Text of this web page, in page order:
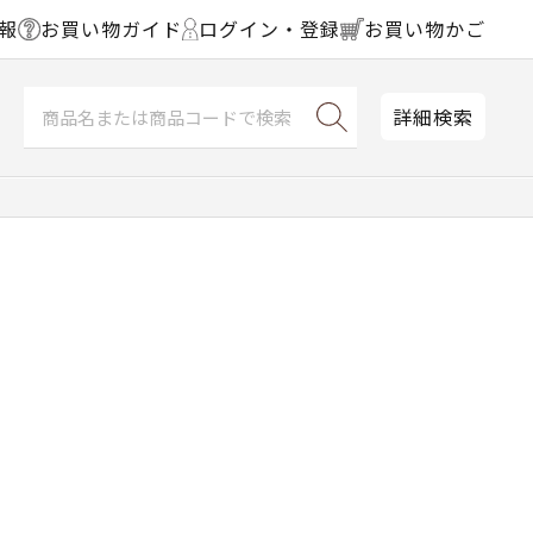
お買い物ガイド ログイン・登録 お買い物かご
詳細検索